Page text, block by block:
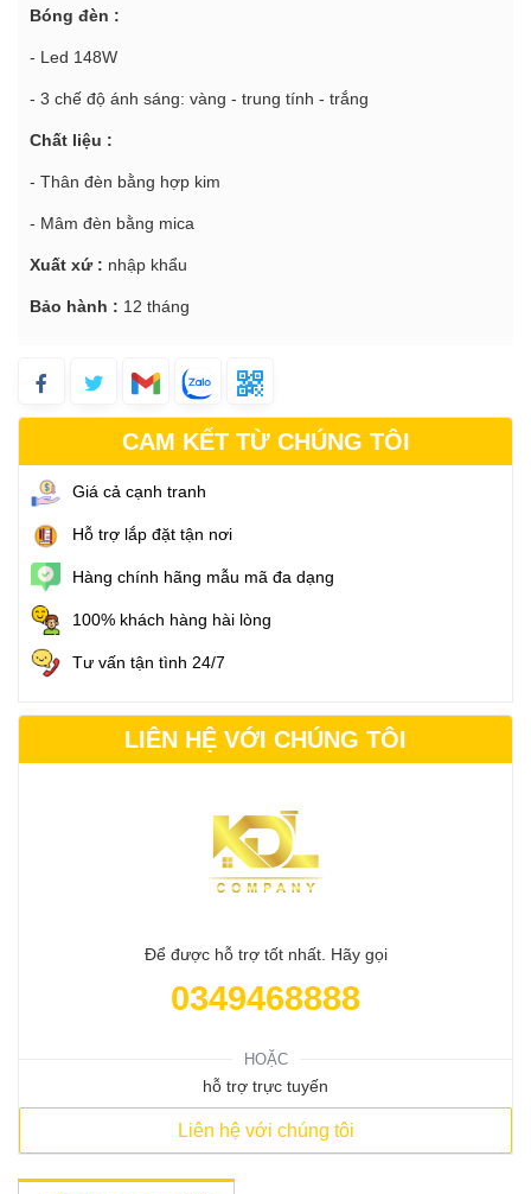
Bóng đèn :
- Led 148W
- 3 chế độ ánh sáng: vàng - trung tính - trắng
Chất liệu :
- Thân đèn bằng hợp kim
- Mâm đèn bằng mica
Xuất xứ : nhập khẩu
Bảo hành : 12 tháng
CAM KẾT TỪ CHÚNG TÔI
Giá cả cạnh tranh
Hỗ trợ lắp đặt tận nơi
Hàng chính hãng mẫu mã đa dạng
100% khách hàng hài lòng
Tư vấn tận tình 24/7
LIÊN HỆ VỚI CHÚNG TÔI
Để được hỗ trợ tốt nhất. Hãy gọi
0349468888
HOẶC
hỗ trợ trực tuyến
Liên hệ với chúng tôi